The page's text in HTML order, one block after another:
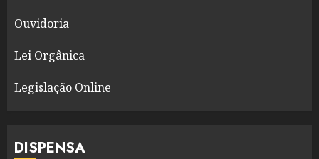
Ouvidoria
Lei Orgânica
Legislação Online
DISPENSA